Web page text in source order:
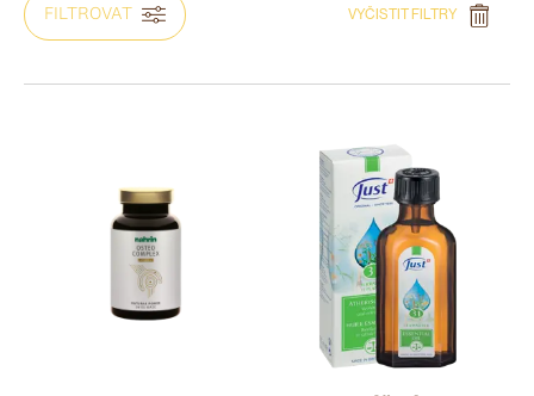
FILTROVAT VYČISTIT FILTRY
DOPORUČOVÁNO PRO
SLOŽENÍ A ALERGENY
TYP PRODUKTU